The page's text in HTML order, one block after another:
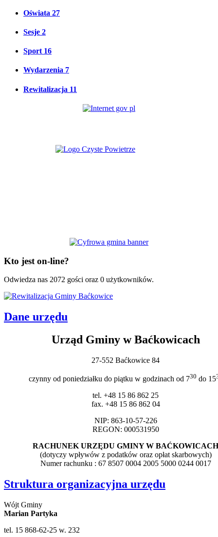
Oświata 27
Sesje 2
Sport 16
Wydarzenia 7
Rewitalizacja 11
Kto jest on-line?
Odwiedza nas 2072 gości oraz 0 użytkowników.
Dane urzędu
Urząd Gminy w Baćkowicach
27-552 Baćkowice 84
czynny od poniedziałku do piątku w godzinach od 730 do 15
tel. +48 15 86 862 25
fax. +48 15 86 862 04
NIP: 863-10-57-226
REGON: 000531950
RACHUNEK URZĘDU GMINY W BAĆKOWICACH
(dotyczy wpływów z podatków oraz opłat skarbowych)
Numer rachunku : 67 8507 0004 2005 5000 0244 0017
Struktura organizacyjna urzędu
Wójt Gminy
Marian Partyka
tel. 15 868-62-25 w. 232